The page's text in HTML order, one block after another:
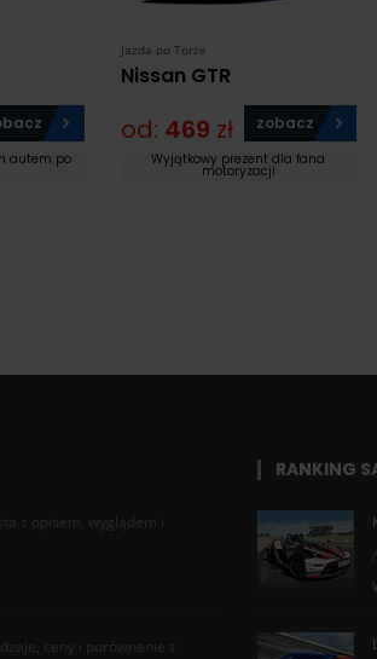
autem po
Jazda po Torze
Nissan GTR
od: 469 zł zobacz
Wyjątkowy prezent dla fana
motoryzacji
z opisem, wyglądem i
ceny i porównanie z
RANKING